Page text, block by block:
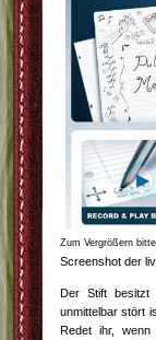
Zum Vergrößern
Screenshot der
Der Stift besitzt
unmittelbar stört
Redet ihr,